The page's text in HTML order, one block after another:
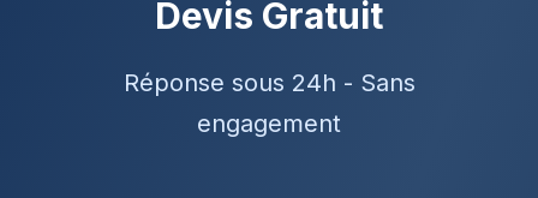
Devis Gratuit
Réponse sous 24h - Sans
engagement